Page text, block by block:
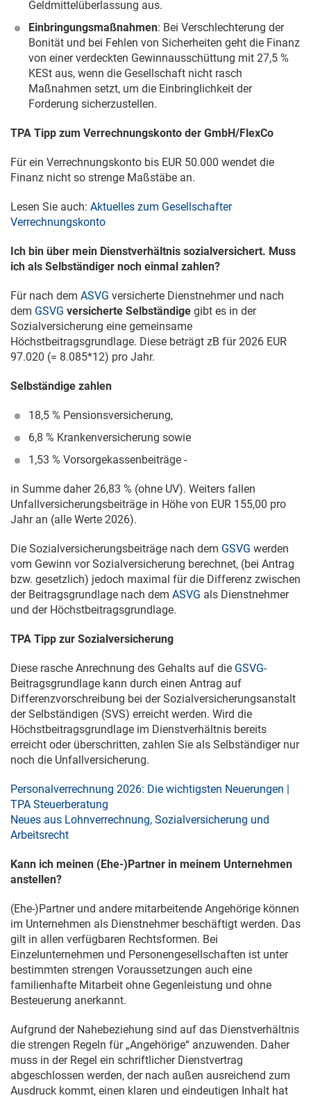
Geldmittelüberlassung aus.
Einbringungsmaßnahmen: Bei Verschlechterung der
Bonität und bei Fehlen von Sicherheiten geht die Finanz
von einer verdeckten Gewinnausschüttung mit 27,5 %
KESt aus, wenn die Gesellschaft nicht rasch
Maßnahmen setzt, um die Einbringlichkeit der
Forderung sicherzustellen.
TPA Tipp zum Verrechnungskonto der GmbH/FlexCo
Für ein Verrechnungskonto bis EUR 50.000 wendet die
Finanz nicht so strenge Maßstäbe an.
Lesen Sie auch: Aktuelles zum Gesellschafter
Verrechnungskonto
Ich bin über mein Dienstverhältnis sozialversichert. Muss
ich als Selbständiger noch einmal zahlen?
Für nach dem ASVG versicherte Dienstnehmer und nach
dem GSVG versicherte Selbständige gibt es in der
Sozialversicherung eine gemeinsame
Höchstbeitragsgrundlage. Diese beträgt zB für 2026 EUR
97.020 (= 8.085*12) pro Jahr.
Selbständige zahlen
18,5 % Pensionsversicherung,
6,8 % Krankenversicherung sowie
1,53 % Vorsorgekassenbeiträge -
in Summe daher 26,83 % (ohne UV). Weiters fallen
Unfallversicherungsbeiträge in Höhe von EUR 155,00 pro
Jahr an (alle Werte 2026).
Die Sozialversicherungsbeiträge nach dem GSVG werden
vom Gewinn vor Sozialversicherung berechnet, (bei Antrag
bzw. gesetzlich) jedoch maximal für die Differenz zwischen
der Beitragsgrundlage nach dem ASVG als Dienstnehmer
und der Höchstbeitragsgrundlage.
TPA Tipp zur Sozialversicherung
Diese rasche Anrechnung des Gehalts auf die GSVG-
Beitragsgrundlage kann durch einen Antrag auf
Differenzvorschreibung bei der Sozialversicherungsanstalt
der Selbständigen (SVS) erreicht werden. Wird die
Höchstbeitragsgrundlage im Dienstverhältnis bereits
erreicht oder überschritten, zahlen Sie als Selbständiger nur
noch die Unfallversicherung.
Personalverrechnung 2026: Die wichtigsten Neuerungen |
TPA Steuerberatung
Neues aus Lohnverrechnung, Sozialversicherung und
Arbeitsrecht
Kann ich meinen (Ehe-)Partner in meinem Unternehmen
anstellen?
(Ehe-)Partner und andere mitarbeitende Angehörige können
im Unternehmen als Dienstnehmer beschäftigt werden. Das
gilt in allen verfügbaren Rechtsformen. Bei
Einzelunternehmen und Personengesellschaften ist unter
bestimmten strengen Voraussetzungen auch eine
familienhafte Mitarbeit ohne Gegenleistung und ohne
Besteuerung anerkannt.
Aufgrund der Nahebeziehung sind auf das Dienstverhältnis
die strengen Regeln für „Angehörige“ anzuwenden. Daher
muss in der Regel ein schriftlicher Dienstvertrag
abgeschlossen werden, der nach außen ausreichend zum
Ausdruck kommt, einen klaren und eindeutigen Inhalt hat